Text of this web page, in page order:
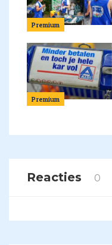
Premium
Premium
Reacties 0